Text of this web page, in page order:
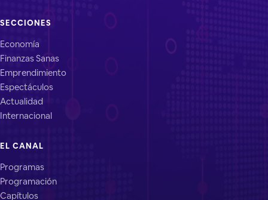
SECCIONES
Economía
Finanzas Sanas
Emprendimiento
Espectáculos
Actualidad
Internacional
EL CANAL
Programas
Programación
Capítulos